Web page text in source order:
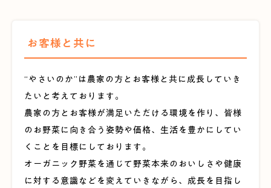
お客様と共に
“やさいのか”は農家の方とお客様と共に成長していき
たいと考えております。
農家の方とお客様が満足いただける環境を作り、皆様
のお野菜に向き合う姿勢や価格、生活を豊かにしてい
くことを目標にしております。
オーガニック野菜を通じて野菜本来のおいしさや健康
に対する意識などを変えていきながら、成長を目指し